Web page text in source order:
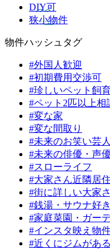
DIY可
狭小物件
物件ハッシュタグ
#外国人歓迎
#初期費用交渉可
#珍しいペット飼
#ペット2匹以上相
#変な家
#変な間取り
#未来のお笑い芸
#未来の俳優・声
#スローライフ
#大家さん近隣居住
#街に詳しい大家
#銭湯・サウナ好
#家庭菜園・ガー
#インスタ映え物
#近くにジムがあ